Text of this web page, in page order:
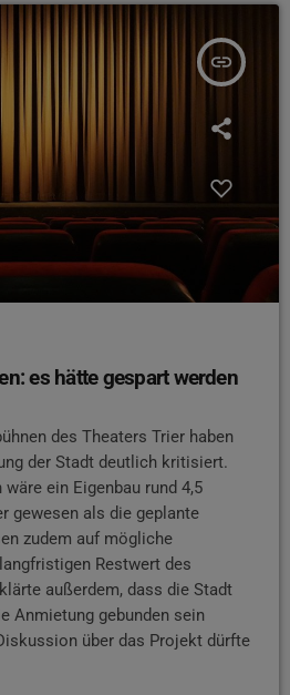
insert_link
es hätte gespart werden
des Theaters Trier haben
der Stadt deutlich kritisiert.
ein Eigenbau rund 4,5
gewesen als die geplante
zudem auf mögliche
Restwert des
außerdem, dass die Stadt
Anmietung gebunden sein
über das Projekt dürfte